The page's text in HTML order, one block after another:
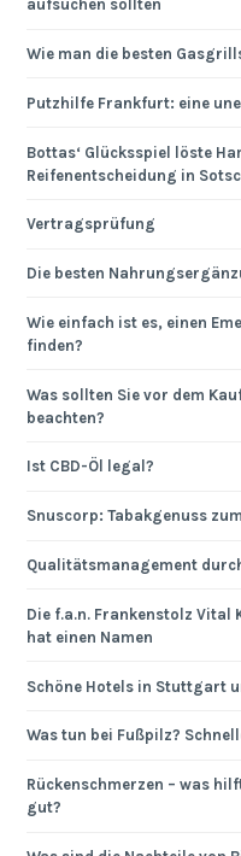
aufsuchen sollten
Wie man die besten
Putzhilfe Frankfurt: eine
Bottas‘ Glücksspiel löste
Reifenentscheidung in
Vertragsprüfung
Die besten
Wie einfach ist es, einen
finden?
Was sollten Sie vor dem
beachten?
Ist CBD-Öl legal?
Snuscorp: Tabakgenuss
Qualitätsmanagement
Die f.a.n. Frankenstolz
hat einen Namen
Schöne Hotels in Stuttgart
Was tun bei Fußpilz?
Rückenschmerzen – was
gut?